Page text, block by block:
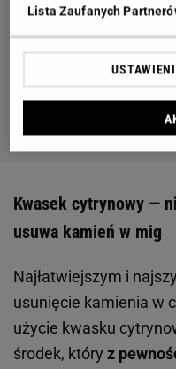
Kwasek cytrynowy —
usuwa kamień w mig
Najłatwiejszym i
usunięcie kamienia w
użycie kwasku
środek, który z
Lista Zaufanych